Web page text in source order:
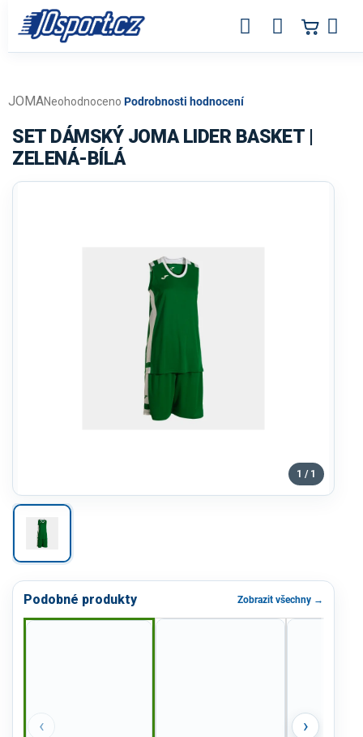
obsah
Průměrné
produktu
je
0,0
Neohodnoceno Podrobnosti hodnocení
JOMA
SET DÁMSKÝ JOMA LIDER BASKET |
ZELENÁ-BÍLÁ
1 / 1
Podobné produkty Zobrazit všechny →
‹ ›